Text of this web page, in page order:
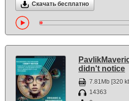
Скачать бесплатно
didn't notice
7.81Mb [320
14363